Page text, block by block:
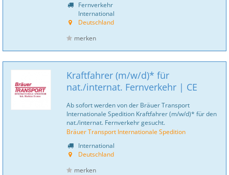
Fernverkehr
International
Deutschland
merken
Kraftfahrer (m/w/d)* für
nat./internat. Fernverkehr | CE
Ab sofort werden von der Bräuer Transport
Internationale Spedition Kraftfahrer (m/w/d)* für den
nat./internat. Fernverkehr gesucht.
Bräuer Transport Internationale Spedition
International
Deutschland
merken